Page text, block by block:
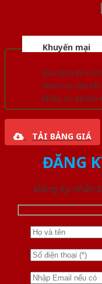
Khuyến mại
Quà tặng đồ nội
Giảm trực tiếp
Nhiều ưu đãi lớn
TẢI BẢNG GIÁ
ĐĂNG
Đăng ký nhận